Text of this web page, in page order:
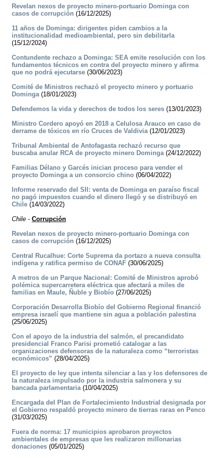
Revelan nexos de proyecto minero-portuario Dominga con
casos de corrupción (16/12/2025)
11 años de Dominga: dirigentes piden cambios a la
institucionalidad medioambiental, pero sin debilitarla
(15/12/2024)
Contundente rechazo a Dominga: SEA emite resolución con los
fundamentos técnicos en contra del proyecto minero y afirma
que no podrá ejecutarse (30/06/2023)
Comité de Ministros rechazó el proyecto minero y portuario
Dominga(18/01/2023)
Defendemos la vida y derechos de todos los seres (13/01/2023)
Ministro Cordero apoyó en 2018 a Celulosa Arauco en caso de
derrame de tóxicos en río Cruces de Valdivia(12/01/2023)
Tribunal Ambiental de Antofagasta rechazó recurso que
buscaba anular RCA de proyecto minero Dominga(24/12/2022)
Familias Délano y Garcés inician proceso para vender el
proyecto Dominga a un consorcio chino (06/04/2022)
Informe reservado del SII: venta de Dominga en paraíso fiscal
no pagó impuestos cuando el dinero llegó y se distribuyó en
Chile (14/03/2022)
Chile - Corrupción
Revelan nexos de proyecto minero-portuario Dominga con
casos de corrupción (16/12/2025)
Central Rucalhue: Corte Suprema da portazo a nueva consulta
indígena y ratifica permiso de CONAF (30/06/2025)
A metros de un Parque Nacional: Comité de Ministros aprobó
polémica supercarretera eléctrica que afectará a miles de
familias en Maule, Ñuble y Biobío (27/06/2025)
Corporación Desarrolla Biobío del Gobierno Regional financió
empresa israelí que mantiene sin agua a población palestina
(25/06/2025)
Con el apoyo de la industria del salmón, el precandidato
presidencial Franco Parisi prometió catalogar a las
organizaciones defensoras de la naturaleza como “terroristas
económicos” (28/04/2025)
El proyecto de ley que intenta silenciar a las y los defensores de
la naturaleza impulsado por la industria salmonera y su
bancada parlamentaria(10/04/2025)
Encargada del Plan de Fortalecimiento Industrial designada por
el Gobierno respaldó proyecto minero de tierras raras en Penco
(31/03/2025)
Fuera de norma: 17 municipios aprobaron proyectos
ambientales de empresas que les realizaron millonarias
donaciones (05/01/2025)